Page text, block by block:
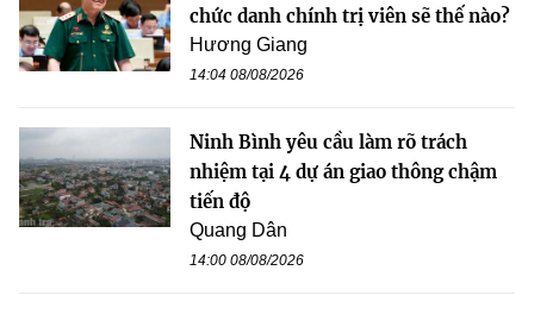
chức danh chính trị viên sẽ thế nào?
Hương Giang
14:04 08/08/2026
Ninh Bình yêu cầu làm rõ trách
nhiệm tại 4 dự án giao thông chậm
tiến độ
Quang Dân
14:00 08/08/2026